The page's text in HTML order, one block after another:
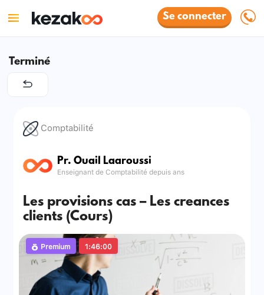
Se connecter
Terminé
Comptabilité
Pr. Ouail Laaroussi
Enseignant de Comptabilité depuis ans
Les provisions cas – Les creances
clients (Cours)
Premium 1:46:00